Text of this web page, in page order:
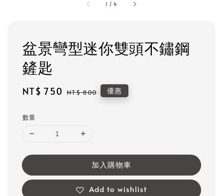
1 /4
盆景彎型迷你雙頭不鏽鋼
鏟匙
Sale
NT$ 750 Regular
NT$ 800 優惠
數量
加入購物車
Add to wishlist